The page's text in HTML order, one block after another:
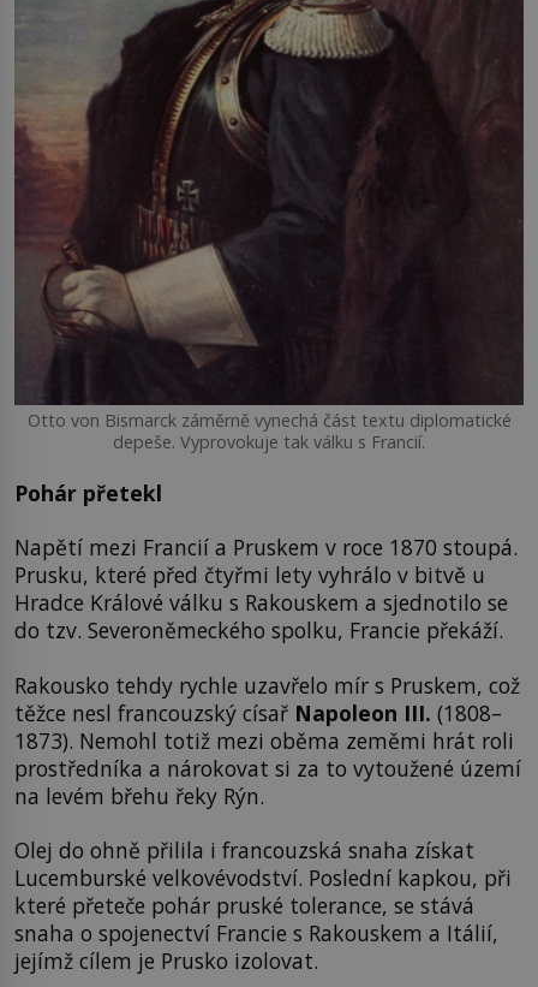
Otto von Bismarck záměrně vynechá část textu diplomatické
depeše. Vyprovokuje tak válku s Francií.
Pohár přetekl
Napětí mezi Francií a Pruskem v roce 1870 stoupá.
Prusku, které před čtyřmi lety vyhrálo v bitvě u
Hradce Králové válku s Rakouskem a sjednotilo se
do tzv. Severoněmeckého spolku, Francie překáží.
Rakousko tehdy rychle uzavřelo mír s Pruskem, což
těžce nesl francouzský císař Napoleon III. (1808–
1873). Nemohl totiž mezi oběma zeměmi hrát roli
prostředníka a nárokovat si za to vytoužené území
na levém břehu řeky Rýn.
Olej do ohně přilila i francouzská snaha získat
Lucemburské velkovévodství. Poslední kapkou, při
které přeteče pohár pruské tolerance, se stává
snaha o spojenectví Francie s Rakouskem a Itálií,
jejímž cílem je Prusko izolovat.